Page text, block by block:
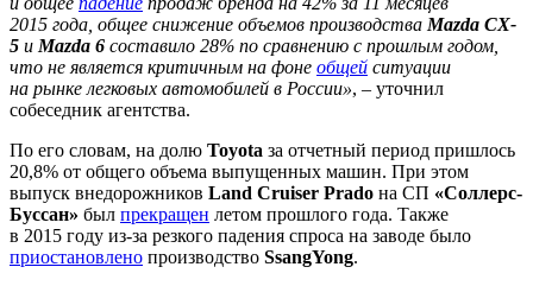
2015 года, общее снижение объемов производства Mazda CX-
5 и Mazda 6 составило 28% по сравнению с прошлым годом,
что не является критичным на фоне общей ситуации
на рынке легковых автомобилей в России», – уточнил
собеседник агентства.
По его словам, на долю Toyota за отчетный период пришлось
20,8% от общего объема выпущенных машин. При этом
выпуск внедорожников Land Cruiser Prado на СП «Соллерс-
Буссан» был прекращен летом прошлого года. Также
в 2015 году из-за резкого падения спроса на заводе было
приостановлено производство SsangYong.